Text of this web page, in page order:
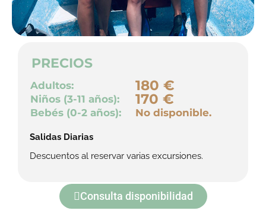
PRECIOS
Adultos: 180 €
Niños (3-11 años): 170 €
Bebés (0-2 años): No disponible.
Salidas Diarias
Descuentos al reservar varias excursiones.
Consulta disponibilidad